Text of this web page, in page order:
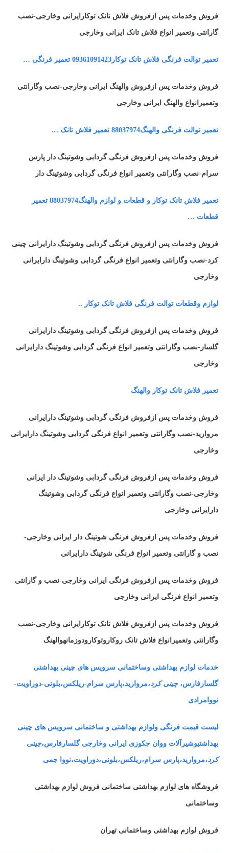
فروش وخدمات پس ازفروش فلاش تانک توکارایرانی وخارجی-نصب
گارانتی وتعمیر انواع فلاش تانک ایرانی وخارجی
تعمیر توالت فرنگی فلاش تانک توکار09361091423 تعمیر فرنگی …
فروش وخدمات پس ازفروش والهنگ ایرانی وخارجی-نصب وگارانتی
وتعمیرانواع والهنگ ایرانی وخارجی
تعمیر توالت فرنگی والهنگ88037974 تعمیر فلاش تانک …
فروش وخدمات پس ازفروش فرنگی گردابی وشوتینگ دار پارس
سرام-نصب وگارانتی وتعمیر انواع فرنگی گردابی وشوتینگ دار
تعمیر فلاش تانک توکار و قطعات و لوازم والهنگ88037974 تعمیر
قطعات …
فروش وخدمات پس ازفروش فرنگی گردابی وشوتینگ دارایرانی چینی
کرد-نصب وگارانتی وتعمیر انواع فرنگی گردابی وشوتینگ دارایرانی
وخارجی
لوازم وقطعات توالت فرنگی فلاش تانک توکار ..
فروش وخدمات پس ازفروش فرنگی گردابی وشوتینگ دارایرانی
گلسار-نصب وگارانتی وتعمیر انواع فرنگی گردابی وشوتینگ دارایرانی
وخارجی
تعمیر فلاش تانک توکار والهنگ
فروش وخدمات پس ازفروش فرنگی گردابی وشوتینگ دارایرانی
مروارید-نصب وگارانتی وتعمیر انواع فرنگی گردابی وشوتینگ دارایرانی
وخارجی
فروش وخدمات پس ازفروش فرنگی گردابی وشوتینگ دار ایرانی
وخارجی-نصب وگارانتی وتعمیر انواع فرنگی گردابی وشوتینگ
دارایرانی وخارجی
فروش وخدمات پس ازفروش فرنگی شوتینگ دار ایرانی وخارجی-
نصب و گارانتی وتعمیر انواع فرنگی شوتینگ دارایرانی
فروش وخدمات پس ازفروش فرنگی ایرانی وخارجی-نصب و گارانتی
وتعمیر انواع فرنگی ایرانی وخارجی
فروش وخدمات پس ازفروش فلاش تانک توکارایرانی وخارجی-نصب
وگارانتی وتعمیرانواع فلاش تانک روکاروتوکارودوزمانهوالهنگ
خدمات لوازم بهداشتی وساختمانی سرویس های چینی بهداشتی
گلسارفارس، چینی کرد،مروارید،پارس سرام-ریلکس،بلونی-دوراویت-
نووامرادی
لیست قیمت فرنگی ولوازم بهداشتی و ساختمانی سرویس های چینی
بهداشتیوشیرآلات ووان جکوزی ایرانی وخارجی گلسارفارس،چینی
کرد،مروارید،پارس سرام،ریلکس،بلونی،دوراویت،نووا جمی
فروشگاه های لوازم بهداشتی ساختمانی فروش لوازم بهداشتی
وساختمانی
فروش لوازم بهداشتی وساختمانی تهران